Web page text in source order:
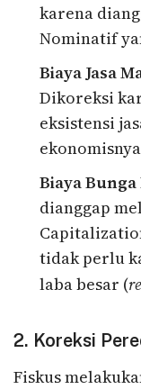
karena
Nominatif
Biaya Jasa
Dikoreksi
eksistensi
Biaya
dianggap
tidak perlu
laba besar (
2. Koreksi
Fiskus